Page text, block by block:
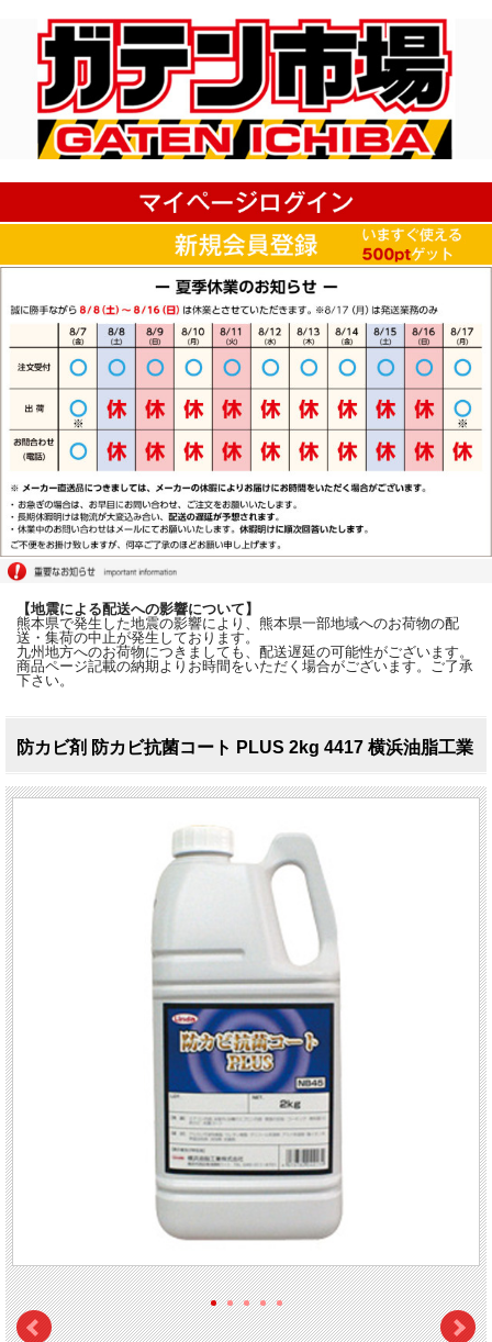
【地震による配送への影響について】
熊本県で発生した地震の影響により、熊本県一部地域へのお荷物の配
送・集荷の中止が発生しております。
九州地方へのお荷物につきましても、配送遅延の可能性がございます。
商品ページ記載の納期よりお時間をいただく場合がございます。ご了承
下さい。
防カビ剤 防カビ抗菌コート PLUS 2kg 4417 横浜油脂工業